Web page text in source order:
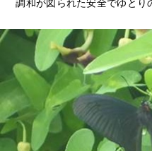
調和が図られた安全でゆとり